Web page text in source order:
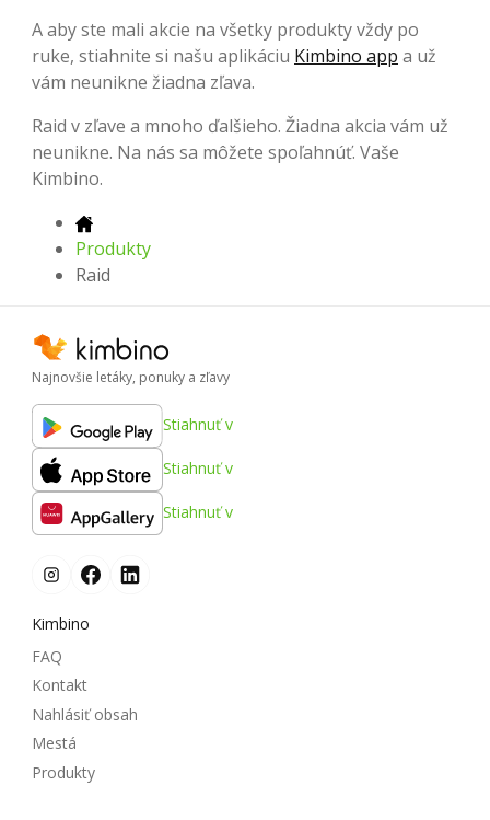
A aby ste mali akcie na všetky produkty vždy po
ruke, stiahnite si našu aplikáciu Kimbino app a už
vám neunikne žiadna zľava.
Raid v zľave a mnoho ďalšieho. Žiadna akcia vám už
neunikne. Na nás sa môžete spoľahnúť. Vaše
Kimbino.
Produkty
Raid
Najnovšie letáky, ponuky a zľavy
Stiahnuť v
Stiahnuť v
Stiahnuť v
Kimbino
FAQ
Kontakt
Nahlásiť obsah
Mestá
Produkty